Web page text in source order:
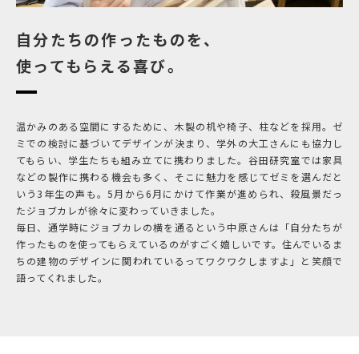
自分たちの作ったものを、
使ってもらえる喜び。
温かみのある空間にするために、木製の机や椅子、柱などを採用。ゼ
ミでの検討に基づいてデザインが決まり、学外の大工さんにも協力し
てもらい、学生たちも組み立てに携わりました。谷田研究室では家具
などの製作に携わる機会も多く、そこに魅力を感じてゼミを選んだと
いう3年生の声も。5月から6月にかけて作業が進められ、殺風景だっ
たジョブカレが徐々に変わっていきました。
毎日、通学時にジョブカレの横を通るという中原さんは「自分たちが
作ったものを使ってもらえているのがすごく嬉しいです。住んでいるま
ちの建物のデザインに関われているってワクワクしますよ」と笑顔で
語ってくれました。